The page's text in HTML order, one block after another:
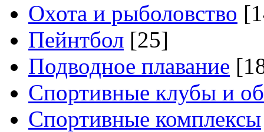
Охота и рыболовство
Пейнтбол [25]
Подводное плавание
Спортивные клубы и
Спортивные комплексы